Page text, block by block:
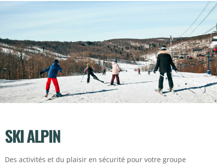
SKI ALPIN
Des activités et du plaisir en sécurité pour votre groupe